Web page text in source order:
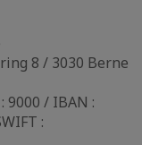
8 / 3030 Berne
9000 / IBAN :
: